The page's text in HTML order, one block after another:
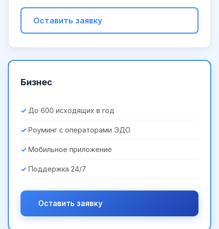
Оставить заявку
Бизнес
До 600 исходящих в год
Роуминг с операторами ЭДО
Мобильное приложение
Поддержка 24/7
Оставить заявку